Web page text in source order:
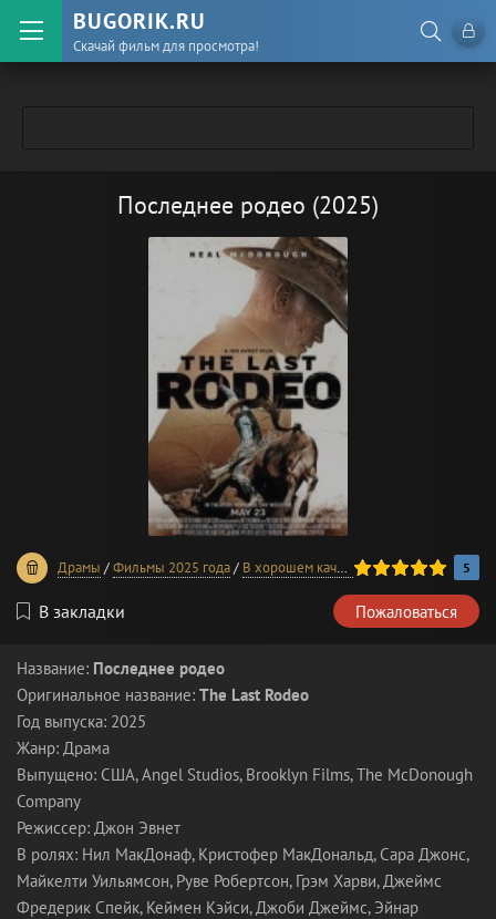
BUGORIK.RU
Скачай фильм для просмотра!
Последнее родео (2025)
Драмы /Фильмы 2025 года/ В хорошем качестве
100 1 2 3 4 5 5
В закладки Пожаловаться
Название: Последнее родео
Оригинальное название: The Last Rodeo
Год выпуска: 2025
Жанр: Драма
Выпущено: США, Angel Studios, Brooklyn Films, The McDonough
Company
Режиссер: Джон Эвнет
В ролях: Нил МакДонаф, Кристофер МакДональд, Сара Джонс,
Майкелти Уильямсон, Руве Робертсон, Грэм Харви, Джеймс
Фредерик Спейк, Кеймен Кэйси, Джоби Джеймс, Эйнар